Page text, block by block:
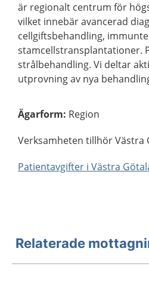
är regionalt centrum för
vilket innebär avancerad
cellgiftsbehandling,
stamcellstransplantationer.
strålbehandling. Vi deltar
utprovning av nya
Ägarform: Region
Verksamheten tillhör Västra
Patientavgifter i Västra
Relaterade